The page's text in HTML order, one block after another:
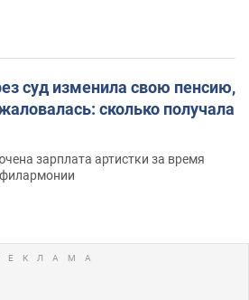
суд изменила свою пенсию,
сколько получала
зарплата артистки за время